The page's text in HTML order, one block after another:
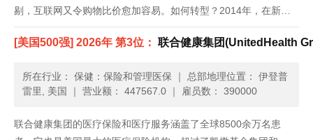
剔，互联网又令购物比价愈加容易。如何转型？2014年，在新任
首席执行官董明伦带领下，沃尔玛美国业务终于打破了近两年来季
度销售额零增长的局面。但复苏局势很脆弱，它仍旧在想方设法吸
[美国500强] 2026年 第3位： 联合健康集团(UnitedHealth
所在行业： 保健：保险和管理医保 ｜ 总部地理位置： 伊登普
雷里, 美国
｜ 营业额： 447567.0 ｜ 雇员数： 390000
联合健康集团的医疗保险和医疗服务涵盖了全球8500余万名患